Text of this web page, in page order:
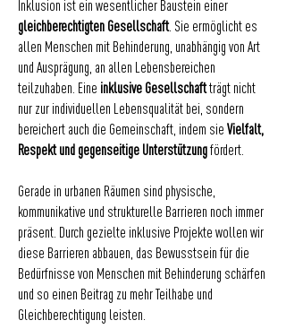
Inklusion ist ein wesentlicher Baustein einer
gleichberechtigten Gesellschaft. Sie ermöglicht es
allen Menschen mit Behinderung, unabhängig von Art
und Ausprägung, an allen Lebensbereichen
teilzuhaben. Eine inklusive Gesellschaftträgt nicht
nur zur individuellen Lebensqualität bei, sondern
bereichert auch die Gemeinschaft, indem sie Vielfalt,
Respekt und gegenseitige Unterstützungfördert.
Gerade in urbanen Räumen sind physische,
kommunikative und strukturelle Barrieren noch immer
präsent. Durch gezielte inklusive Projekte wollen wir
diese Barrieren abbauen, das Bewusstsein für die
Bedürfnisse von Menschen mit Behinderung schärfen
und so einen Beitrag zu mehr Teilhabe und
Gleichberechtigung leisten.